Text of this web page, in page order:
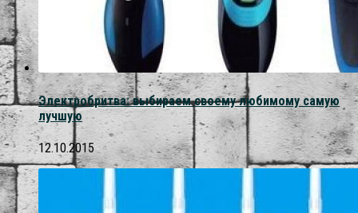
Электробритва: выбираем своему любимому самую
лучшую
12.10.2015